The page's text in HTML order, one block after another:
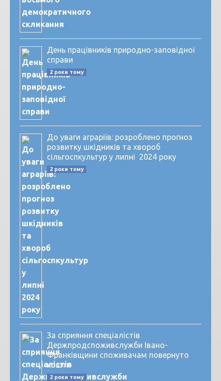
День працівників природно-заповідної
справи
2 роки тому
До уваги аграріїв: розроблено прогноз
розвитку шкідників та хвороб
сільгоспкультур у липні 2024 року
2 роки тому
За сприяння спеціалістів
Держпродспоживслужби Івано-
Франківщини споживачам повернуто
кошти
2 роки тому